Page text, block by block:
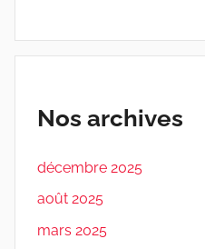
Nos archives
décembre 2025
août 2025
mars 2025